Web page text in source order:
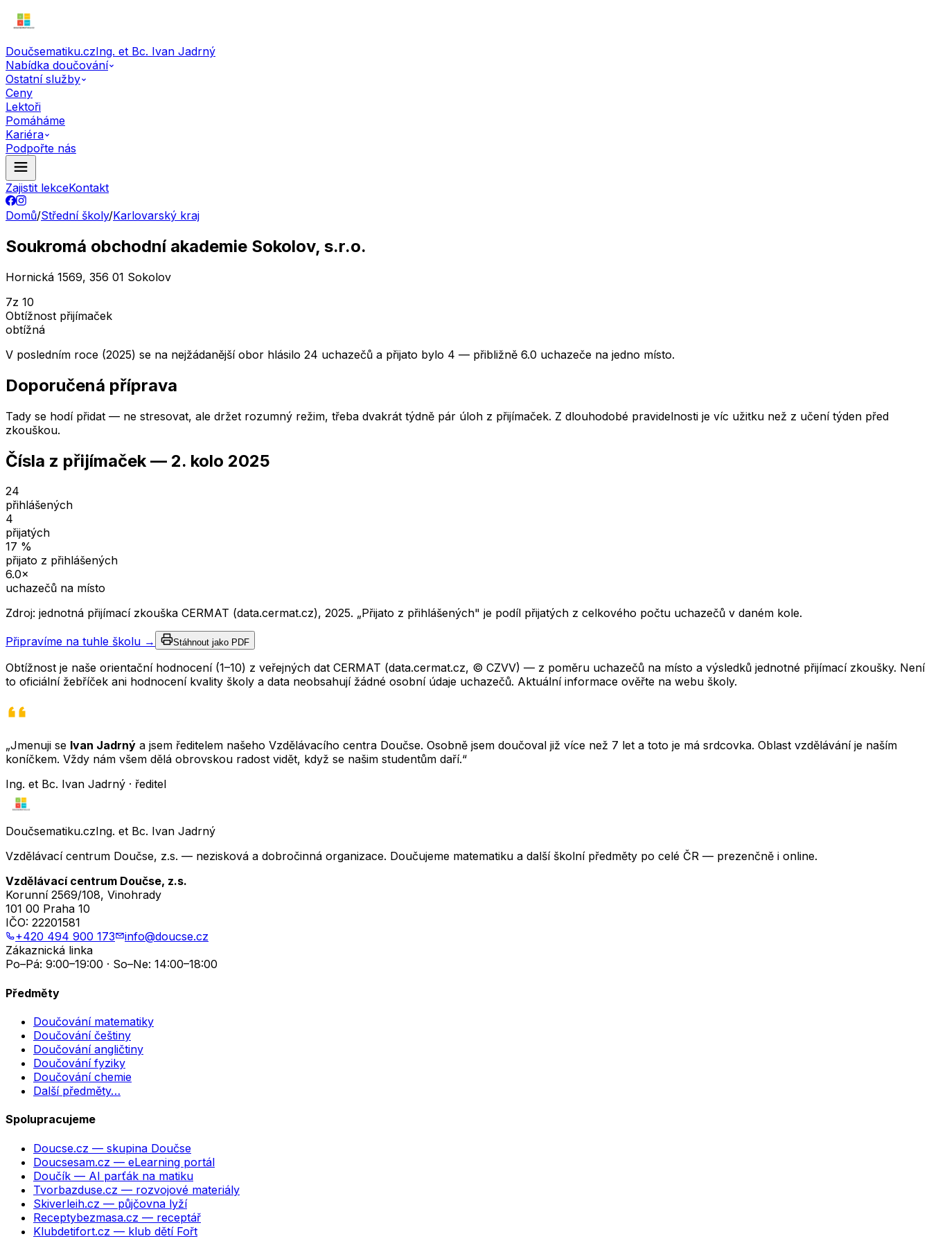
Doučsematiku.czIng. et Bc. Ivan Jadrný
Nabídka doučování
Ostatní služby
Ceny
Lektoři
Pomáháme
Kariéra
Podpořte nás
Zajistit lekceKontakt
Domů/Střední školy/Karlovarský kraj
Soukromá obchodní akademie Sokolov, s.r.o.
Hornická 1569, 356 01 Sokolov
7z 10
Obtížnost přijímaček
obtížná
V posledním roce (2025) se na nejžádanější obor hlásilo 24 uchazečů a přijato bylo 4 — přibližně 6.0 uchazeče na jedno místo.
Doporučená příprava
Tady se hodí přidat — ne stresovat, ale držet rozumný režim, třeba dvakrát týdně pár úloh z přijímaček. Z dlouhodobé pravidelnosti je víc užitku než z učení týden před
zkouškou.
Čísla z přijímaček — 2. kolo 2025
24
přihlášených
4
přijatých
17 %
přijato z přihlášených
6.0×
uchazečů na místo
Zdroj: jednotná přijímací zkouška CERMAT (data.cermat.cz), 2025. „Přijato z přihlášených" je podíl přijatých z celkového počtu uchazečů v daném kole.
Připravíme na tuhle školu → Stáhnout jako PDF
Obtížnost je naše orientační hodnocení (1–10) z veřejných dat CERMAT (data.cermat.cz, © CZVV) — z poměru uchazečů na místo a výsledků jednotné přijímací zkoušky. Není
to oficiální žebříček ani hodnocení kvality školy a data neobsahují žádné osobní údaje uchazečů. Aktuální informace ověřte na webu školy.
„Jmenuji se Ivan Jadrný a jsem ředitelem našeho Vzdělávacího centra Doučse. Osobně jsem doučoval již více než 7 let a toto je má srdcovka. Oblast vzdělávání je naším
koníčkem. Vždy nám všem dělá obrovskou radost vidět, když se našim studentům daří.“
Ing. et Bc. Ivan Jadrný · ředitel
Doučsematiku.czIng. et Bc. Ivan Jadrný
Vzdělávací centrum Doučse, z.s. — nezisková a dobročinná organizace. Doučujeme matematiku a další školní předměty po celé ČR — prezenčně i online.
Vzdělávací centrum Doučse, z.s.
Korunní 2569/108, Vinohrady
101 00 Praha 10
IČO: 22201581
+420 494 900 173
info@doucse.cz
Zákaznická linka
Po–Pá: 9:00–19:00 · So–Ne: 14:00–18:00
Předměty
Doučování matematiky
Doučování češtiny
Doučování angličtiny
Doučování fyziky
Doučování chemie
Další předměty…
Spolupracujeme
Doucse.cz — skupina Doučse
Doucsesam.cz — eLearning portál
Doučík — AI parťák na matiku
Tvorbazduse.cz — rozvojové materiály
Skiverleih.cz — půjčovna lyží
Receptybezmasa.cz — receptář
Klubdetifort.cz — klub dětí Fořt